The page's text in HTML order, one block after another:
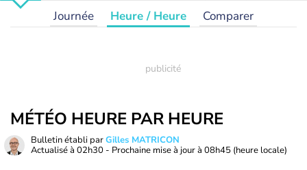
Journée Heure / Heure Comparer
MÉTÉO HEURE PAR HEURE
Bulletin établi parGilles MATRICON
Actualisé à 02h30 - Prochaine mise à jour à 08h45 (heure locale)